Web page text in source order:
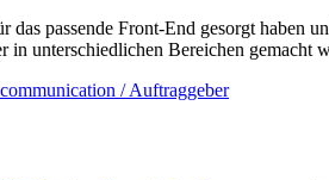
passende Front-End gesorgt
unterschiedlichen Bereichen gemacht